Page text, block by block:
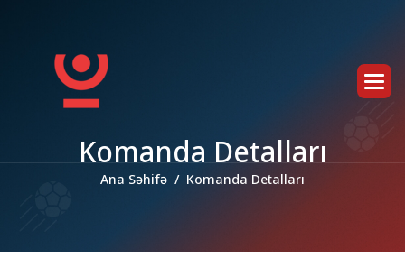
Komanda Detalları
Ana Səhifə Komanda Detalları